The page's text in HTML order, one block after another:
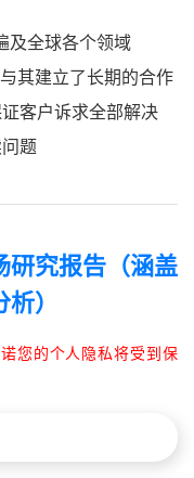
及全球各个领域
其建立了长期的合作
客户诉求全部解决
题
研究报告（涵盖
）
您的个人隐私将受到保